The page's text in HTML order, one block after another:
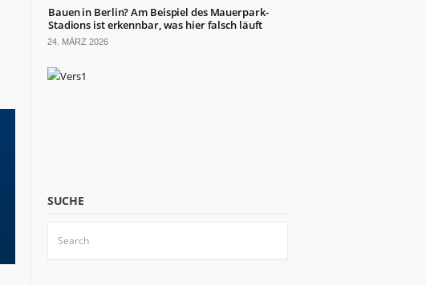
Bauen in Berlin? Am Beispiel des Mauerpark-
Stadions ist erkennbar, was hier falsch läuft
24. MÄRZ 2026
SUCHE